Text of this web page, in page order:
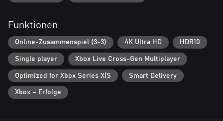
Funktionen
Online-Zusammenspiel (3-3) 4K Ultra HD HDR10
Single player Xbox Live Cross-Gen Multiplayer
Optimized for Xbox Series X|S Smart Delivery
Xbox – Erfolge